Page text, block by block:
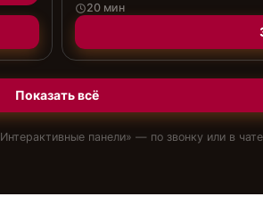
20 мин
Показать всё
Интерактивные панели» — по звонку или в чате